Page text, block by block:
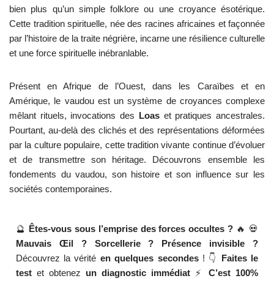
bien plus qu’un simple folklore ou une croyance ésotérique.
Cette tradition spirituelle, née des racines africaines et façonnée
par l’histoire de la traite négrière, incarne une résilience culturelle
et une force spirituelle inébranlable.
Présent en Afrique de l’Ouest, dans les Caraïbes et en
Amérique, le vaudou est un système de croyances complexe
mêlant rituels, invocations des Loaset pratiques ancestrales.
Pourtant, au-delà des clichés et des représentations déformées
par la culture populaire, cette tradition vivante continue d’évoluer
et de transmettre son héritage. Découvrons ensemble les
fondements du vaudou, son histoire et son influence sur les
sociétés contemporaines.
🔮 Êtes-vous sous l’emprise des forces occultes ? 🔥 💀
Mauvais Œil ? Sorcellerie ? Présence invisible ?
Découvrez la vérité en quelques secondes! 👇 Faites le
testet obtenez un diagnostic immédiat ⚡C’est 100%